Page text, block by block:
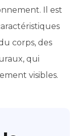
Il est
corps, des
qui
visibles.